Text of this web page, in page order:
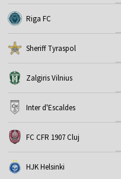
Riga FC
Sheriff Tyraspol
Zalgiris Vilnius
Inter d'Escaldes
FC CFR 1907 Cluj
HJK Helsinki